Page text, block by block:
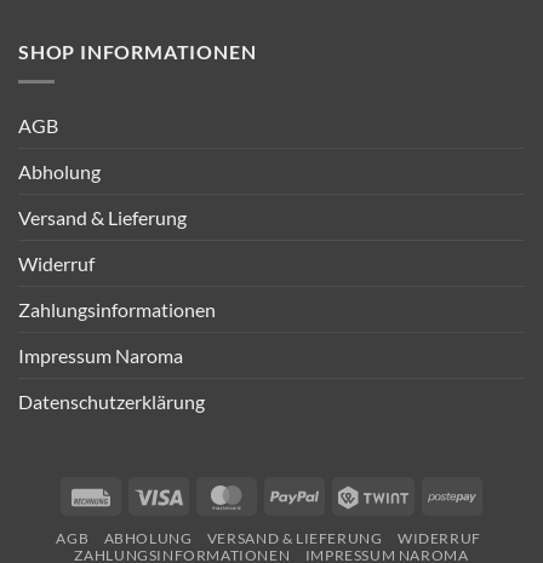
SHOP INFORMATIONEN
AGB
Abholung
Versand & Lieferung
Widerruf
Zahlungsinformationen
Impressum Naroma
Datenschutzerklärung
Rechung Visa MasterCardPayPal Twint Postepay
AGB ABHOLUNG VERSAND & LIEFERUNG
WIDERRUF
ZAHLUNGSINFORMATIONEN
IMPRESSUM NAROMA